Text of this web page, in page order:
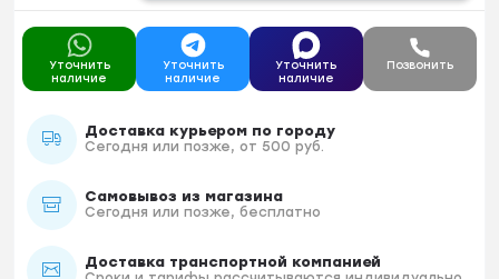
Уточнить
наличие
Уточнить
наличие
Уточнить
наличие
Позвонить
Доставка курьером по городу
Сегодня или позже, от 500 руб.
Самовывоз из магазина
Сегодня или позже, бесплатно
Доставка транспортной компанией